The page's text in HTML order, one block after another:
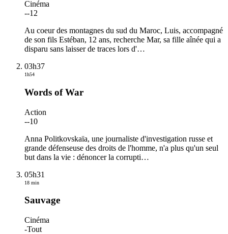
Cinéma
--12
Au coeur des montagnes du sud du Maroc, Luis, accompagné
de son fils Estéban, 12 ans, recherche Mar, sa fille aînée qui a
disparu sans laisser de traces lors d'…
03h37
1h54
Words of War
Action
--10
Anna Politkovskaïa, une journaliste d'investigation russe et
grande défenseuse des droits de l'homme, n'a plus qu'un seul
but dans la vie : dénoncer la corrupti…
05h31
18 min
Sauvage
Cinéma
-Tout